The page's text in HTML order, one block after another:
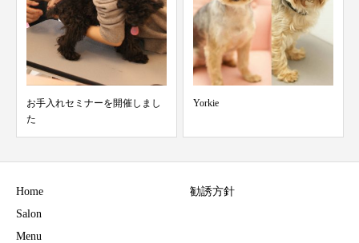
れセミナーを開催しまし Yorkie
Home
Salon
Menu
勧誘方針